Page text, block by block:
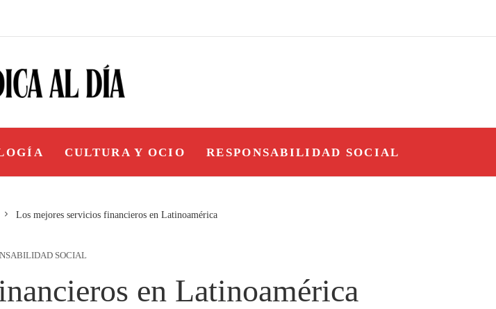
CULTURA Y OCIO RESPONSABILIDAD SOCIAL
Los mejores servicios financieros en Latinoamérica
SOCIAL
en Latinoamérica